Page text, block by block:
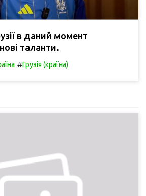
в даний момент
таланти.
#Грузія (країна)